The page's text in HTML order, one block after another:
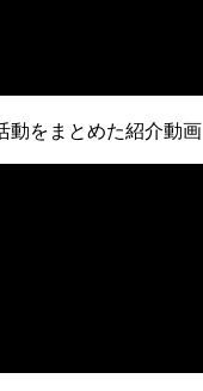
動をまとめた紹介動画